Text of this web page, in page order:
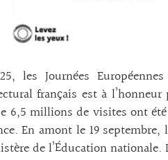
les Journées
français est à
6,5 millions de visites ont
En amont le 19
de l’Éducation